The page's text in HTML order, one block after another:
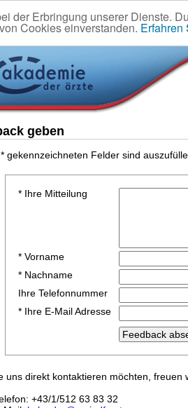
der Erbringung unserer Dienste.
Cookies einverstanden. Erfahren
geben
gekennzeichneten Felder sind
* Ihre Mitteilung
* Vorname
* Nachname
Ihre Telefonnummer
* Ihre E-Mail Adresse
uns direkt kontaktieren möchten,
+43/1/512 63 83 32